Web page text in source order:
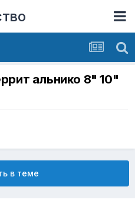
альнико 8" 10"
в теме